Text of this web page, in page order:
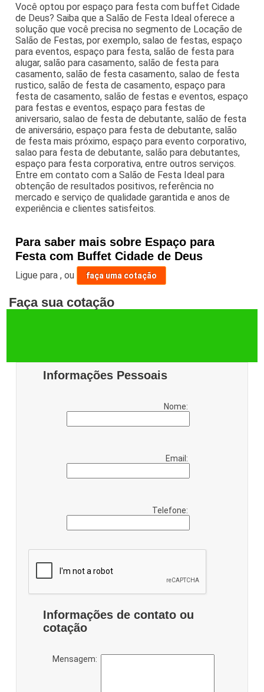
Você optou por espaço para festa com buffet Cidade
de Deus? Saiba que a Salão de Festa Ideal oferece a
solução que você precisa no segmento de Locação de
Salão de Festas, por exemplo, salao de festas, espaço
para eventos, espaço para festa, salão de festa para
alugar, salão para casamento, salão de festa para
casamento, salão de festa casamento, salao de festa
rustico, salão de festa de casamento, espaço para
festa de casamento, salão de festas e eventos, espaço
para festas e eventos, espaço para festas de
aniversario, salao de festa de debutante, salão de festa
de aniversário, espaço para festa de debutante, salão
de festa mais próximo, espaço para evento corporativo,
salao para festa de debutante, salão para debutantes,
espaço para festa corporativa, entre outros serviços.
Entre em contato com a Salão de Festa Ideal para
obtenção de resultados positivos, referência no
mercado e serviço de qualidade garantida e anos de
experiência e clientes satisfeitos.
Para saber mais sobre Espaço para
Festa com Buffet Cidade de Deus
Ligue para,ou faça uma cotação
Faça sua cotação
Informações Pessoais
Nome:
Email:
Telefone:
Informações de contato ou
cotação
Mensagem: